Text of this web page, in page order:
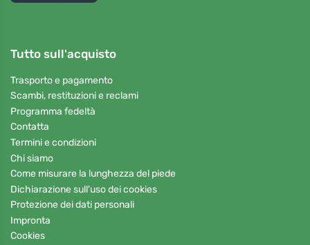
Tutto sull'acquisto
Trasporto e pagamento
Scambi, restituzioni e reclami
Programma fedeltà
Contatta
Termini e condizioni
Chi siamo
Come misurare la lunghezza del piede
Dichiarazione sull'uso dei cookies
Protezione dei dati personali
Impronta
Cookies